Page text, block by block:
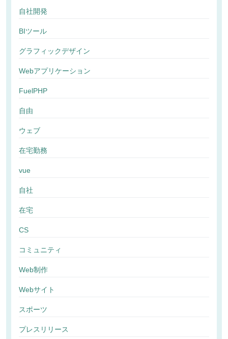
自社開発
BIツール
グラフィックデザイン
Webアプリケーション
FuelPHP
自由
ウェブ
在宅勤務
vue
自社
在宅
CS
コミュニティ
Web制作
Webサイト
スポーツ
プレスリリース